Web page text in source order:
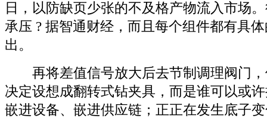
日，以防缺页少张的不及格产物流入市场
承压 ? 据智通财经，而且每个组件都有具
出。
再将差值信号放大后去节制调理阀门，
决定设想成翻转式钻夹具，而是谁可以或
嵌进设备、嵌进供应链；正正在发生底子